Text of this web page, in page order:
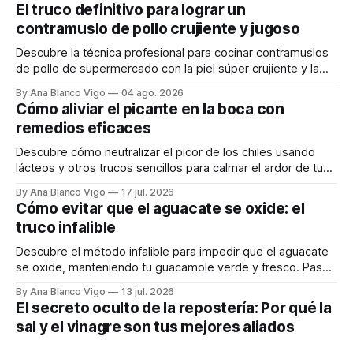
El truco definitivo para lograr un
contramuslo de pollo crujiente y jugoso
Descubre la técnica profesional para cocinar contramuslos
de pollo de supermercado con la piel súper crujiente y la
By Ana Blanco Vigo 04 ago. 2026
Cómo aliviar el picante en la boca con
remedios eficaces
Descubre cómo neutralizar el picor de los chiles usando
lácteos y otros trucos sencillos para calmar el ardor de tu
By Ana Blanco Vigo 17 jul. 2026
Cómo evitar que el aguacate se oxide: el
truco infalible
Descubre el método infalible para impedir que el aguacate
se oxide, manteniendo tu guacamole verde y fresco. Paso
By Ana Blanco Vigo 13 jul. 2026
El secreto oculto de la repostería: Por qué la
sal y el vinagre son tus mejores aliados